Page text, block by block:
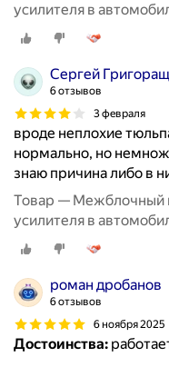
усилителя в
Lite 4RCA 5M
Сергей
6 отзывов
3 февраля
вроде неплохие
нормально, но
знаю причина либо в
Товар — Межблочный
усилителя в
Lite 4RCA 5M
роман дробанов
6 отзывов
6 ноября 2025
Достоинства: